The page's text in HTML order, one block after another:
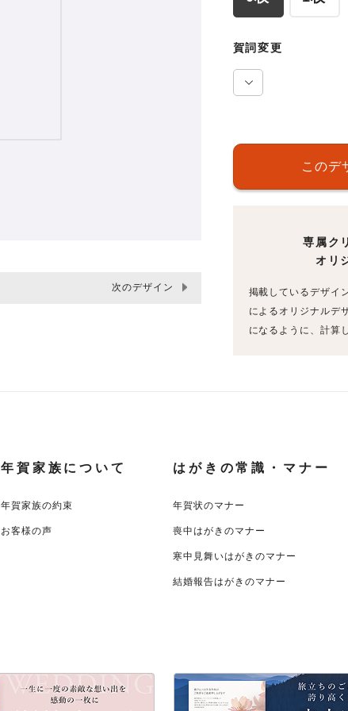
次のデザイン
賀詞変更
専属ク
オリ
掲載しているデザイ
によるオリジナルデ
になるように、計算
年賀家族について
年賀家族の約束
お客様の声
はがきの常識・マナー
年賀状のマナー
喪中はがきのマナー
寒中見舞いはがきのマナー
結婚報告はがきのマナー